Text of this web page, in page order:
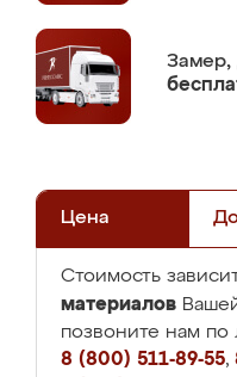
Замер,
Цена
Стоимость
материалов
позвоните нам
8 (800) 511-89-55,